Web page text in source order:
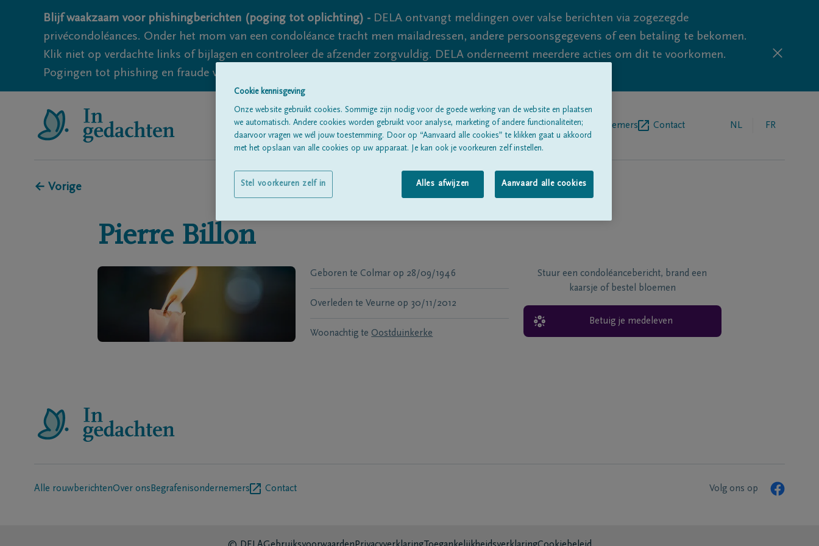
Blijf waakzaam voor phishingberichten (poging tot oplichting) - DELA ontvangt meldingen over valse berichten via zogezegde
privécondoléances. Onder het mom van een condoléance tracht men mailadressen, andere persoonsgegevens of een betaling te bekomen.
Klik niet op verdachte links of bijlagen en controleer de afzender zorgvuldig. DELA onderneemt meerdere acties om dit te voorkomen.
Pogingen tot phishing en fraude vallen echter nooit volledig uit te sluiten, dus blijf waakzaam.
Alle rouwberichten Over onsBegrafenisondernemers Contact NL FR
← Vorige
Pierre Billon
Geboren te Colmar op 28/09/1946
Overleden te Veurne op 30/11/2012
Woonachtig te Oostduinkerke
Stuur een condoléancebericht, brand een
kaarsje of bestel bloemen
Betuig je medeleven
Alle rouwberichtenOver ons Begrafenisondernemers Contact Volg ons op
Cookie kennisgeving
Onze website gebruikt cookies. Sommige zijn nodig voor de goede werking van de website en plaatsen
we automatisch. Andere cookies worden gebruikt voor analyse, marketing of andere functionaliteiten;
daarvoor vragen we wél jouw toestemming. Door op “Aanvaard alle cookies” te klikken gaat u akkoord
met het opslaan van alle cookies op uw apparaat. Je kan ook je voorkeuren zelf instellen.
Alles afwijzen Aanvaard alle cookies
Stel voorkeuren zelf in